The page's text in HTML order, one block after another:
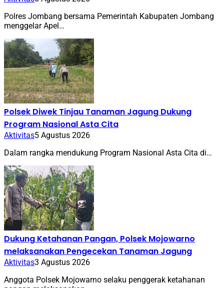
Polres Jombang bersama Pemerintah Kabupaten Jombang
menggelar Apel…
Polsek Diwek Tinjau Tanaman Jagung Dukung
Program Nasional Asta Cita
Aktivitas5 Agustus 2026
Dalam rangka mendukung Program Nasional Asta Cita di…
Dukung Ketahanan Pangan, Polsek Mojowarno
melaksanakan Pengecekan Tanaman Jagung
Aktivitas3 Agustus 2026
Anggota Polsek Mojowarno selaku penggerak ketahanan